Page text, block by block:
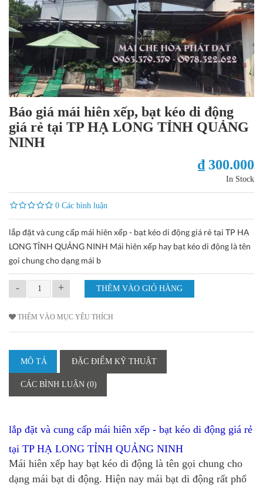
Báo giá mái hiên xếp, bạt kéo di động
giá rẻ tại TP HẠ LONG TỈNH QUẢNG
NINH
₫ 300.000
In Stock
0 Các bình luận
lắp đặt và cung cấp mái hiên xếp - bạt kéo di động giá rẻ tại TP HẠ
LONG TỈNH QUẢNG NINH Mái hiên xếp hay bạt kéo di động là tên
gọi chung cho dạng mái b
- +
THÊM VÀO MỤC YÊU THÍCH
MÔ TẢ ĐẶC ĐIỂM KỸ THUẬT
CÁC BÌNH LUẬN (0)
lắp đặt và cung cấp mái hiên xếp - bạt kéo di động giá rẻ
tại TP HẠ LONG TỈNH QUẢNG NINH
Mái hiên xếp hay bạt kéo di động là tên gọi chung cho
dạng mái bạt di động. Hiện nay mái bạt di động rất phổ